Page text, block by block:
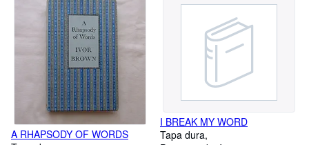
A RHAPSODY OF WORDS
I BREAK MY WORD
Tapa dura